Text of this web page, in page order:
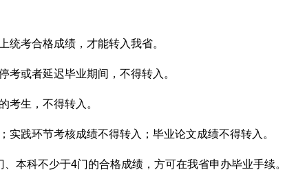
统考合格成绩，才能转入我省。
考或者延迟毕业期间，不得转入。
考生，不得转入。
实践环节考核成绩不得转入；毕业论文成绩不得转入。
本科不少于4门的合格成绩，方可在我省申办毕业手续。